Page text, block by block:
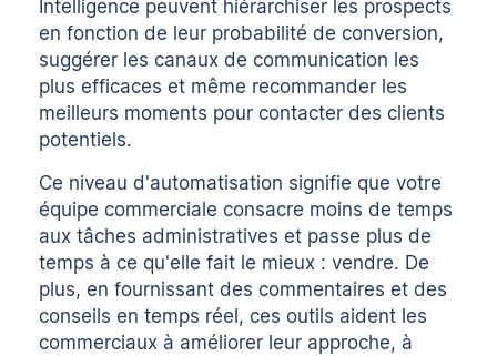
Intelligence peuvent hiérarchiser les prospects
en fonction de leur probabilité de conversion,
suggérer les canaux de communication les
plus efficaces et même recommander les
meilleurs moments pour contacter des clients
potentiels.
Ce niveau d'automatisation signifie que votre
équipe commerciale consacre moins de temps
aux tâches administratives et passe plus de
temps à ce qu'elle fait le mieux : vendre. De
plus, en fournissant des commentaires et des
conseils en temps réel, ces outils aident les
commerciaux à améliorer leur approche, à